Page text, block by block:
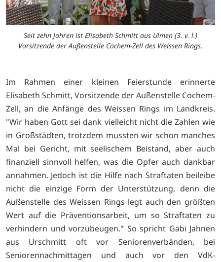
Seit zehn Jahren ist Elisabeth Schmitt aus Ulmen (3. v. l.)
Vorsitzende der Außenstelle Cochem-Zell des Weissen Rings.
Im Rahmen einer kleinen Feierstunde erinnerte
Elisabeth Schmitt, Vorsitzende der Außenstelle Cochem-
Zell, an die Anfänge des Weissen Rings im Landkreis.
"Wir haben Gott sei dank vielleicht nicht die Zahlen wie
in Großstädten, trotzdem mussten wir schon manches
Mal bei Gericht, mit seelischem Beistand, aber auch
finanziell sinnvoll helfen, was die Opfer auch dankbar
annahmen. Jedoch ist die Hilfe nach Straftaten beileibe
nicht die einzige Form der Unterstützung, denn die
Außenstelle des Weissen Rings legt auch den größten
Wert auf die Präventionsarbeit, um so Straftaten zu
verhindern und vorzubeugen." So spricht Gabi Jahnen
aus Urschmitt oft vor Seniorenverbänden, bei
Seniorennachmittagen und auch vor den VdK-